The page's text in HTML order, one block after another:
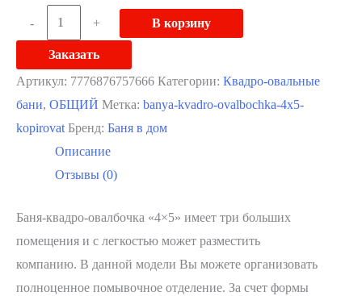
-
Количество
товара
квадро-
овалбочка
«4×5»
+ В корзину
Заказать
Артикул: 7776876757666 Категории: Квадро-овальные
бани, ОБЩИЙ Метка: banya-kvadro-ovalbochka-4x5-
kopirovat Бренд: Баня в дом
Описание
Отзывы (0)
Баня-квадро-овалбочка «4×5» имеет три больших
помещения и с легкостью может разместить
компанию. В данной модели Вы можете организовать
полноценное помывочное отделение. За счет формы